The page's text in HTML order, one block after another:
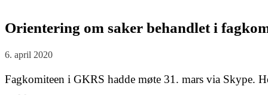
Orientering om saker behandlet i
6. april 2020
Fagkomiteen i GKRS hadde møte 31. mars via Skype.